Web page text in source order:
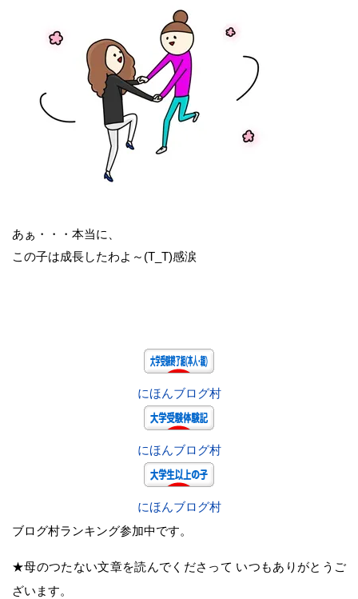
あぁ・・・本当に、
この子は成長したわよ～(T_T)感涙
にほんブログ村
にほんブログ村
にほんブログ村
ブログ村ランキング参加中です。
★母のつたない文章を読んでくださって いつもありがとうご
ざいます。